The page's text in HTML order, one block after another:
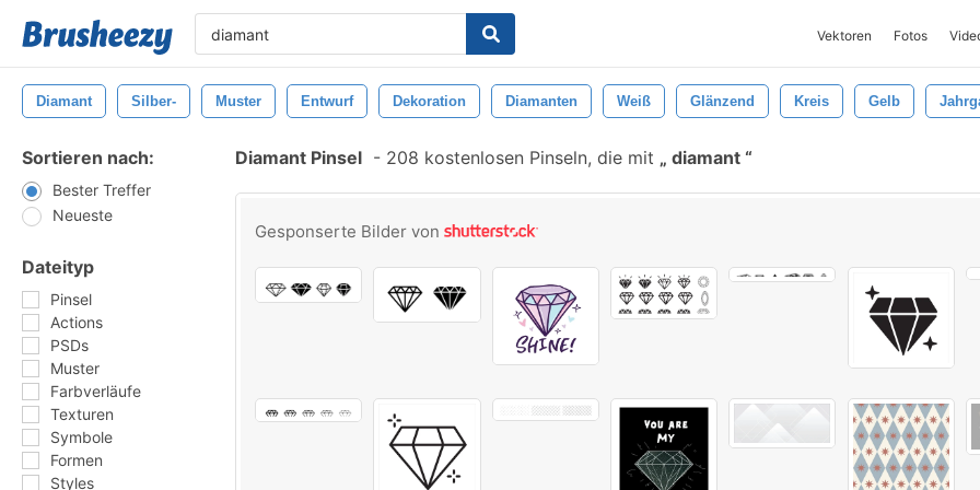
Vektoren Fotos
Diamant Silber- Muster Entwurf Dekoration Diamanten Weiß Glänzend Kreis Gelb
Sortieren nach:
Bester Treffer
Neueste
Dateityp
Pinsel
Actions
PSDs
Muster
Farbverläufe
Texturen
Symbole
Formen
Styles
Diamant Pinsel - 208 kostenlosen Pinseln, die mit diamant
Gesponserte Bilder von